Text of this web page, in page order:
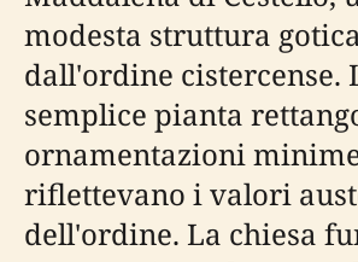
modesta struttura
dall'ordine cistercense.
semplice pianta
ornamentazioni
riflettevano i valori
dell'ordine. La chiesa